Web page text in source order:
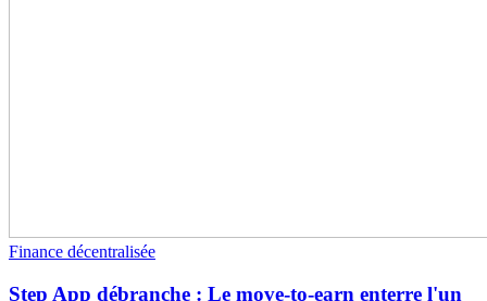
Finance décentralisée
Step App débranche : Le move-to-earn enterre l'un